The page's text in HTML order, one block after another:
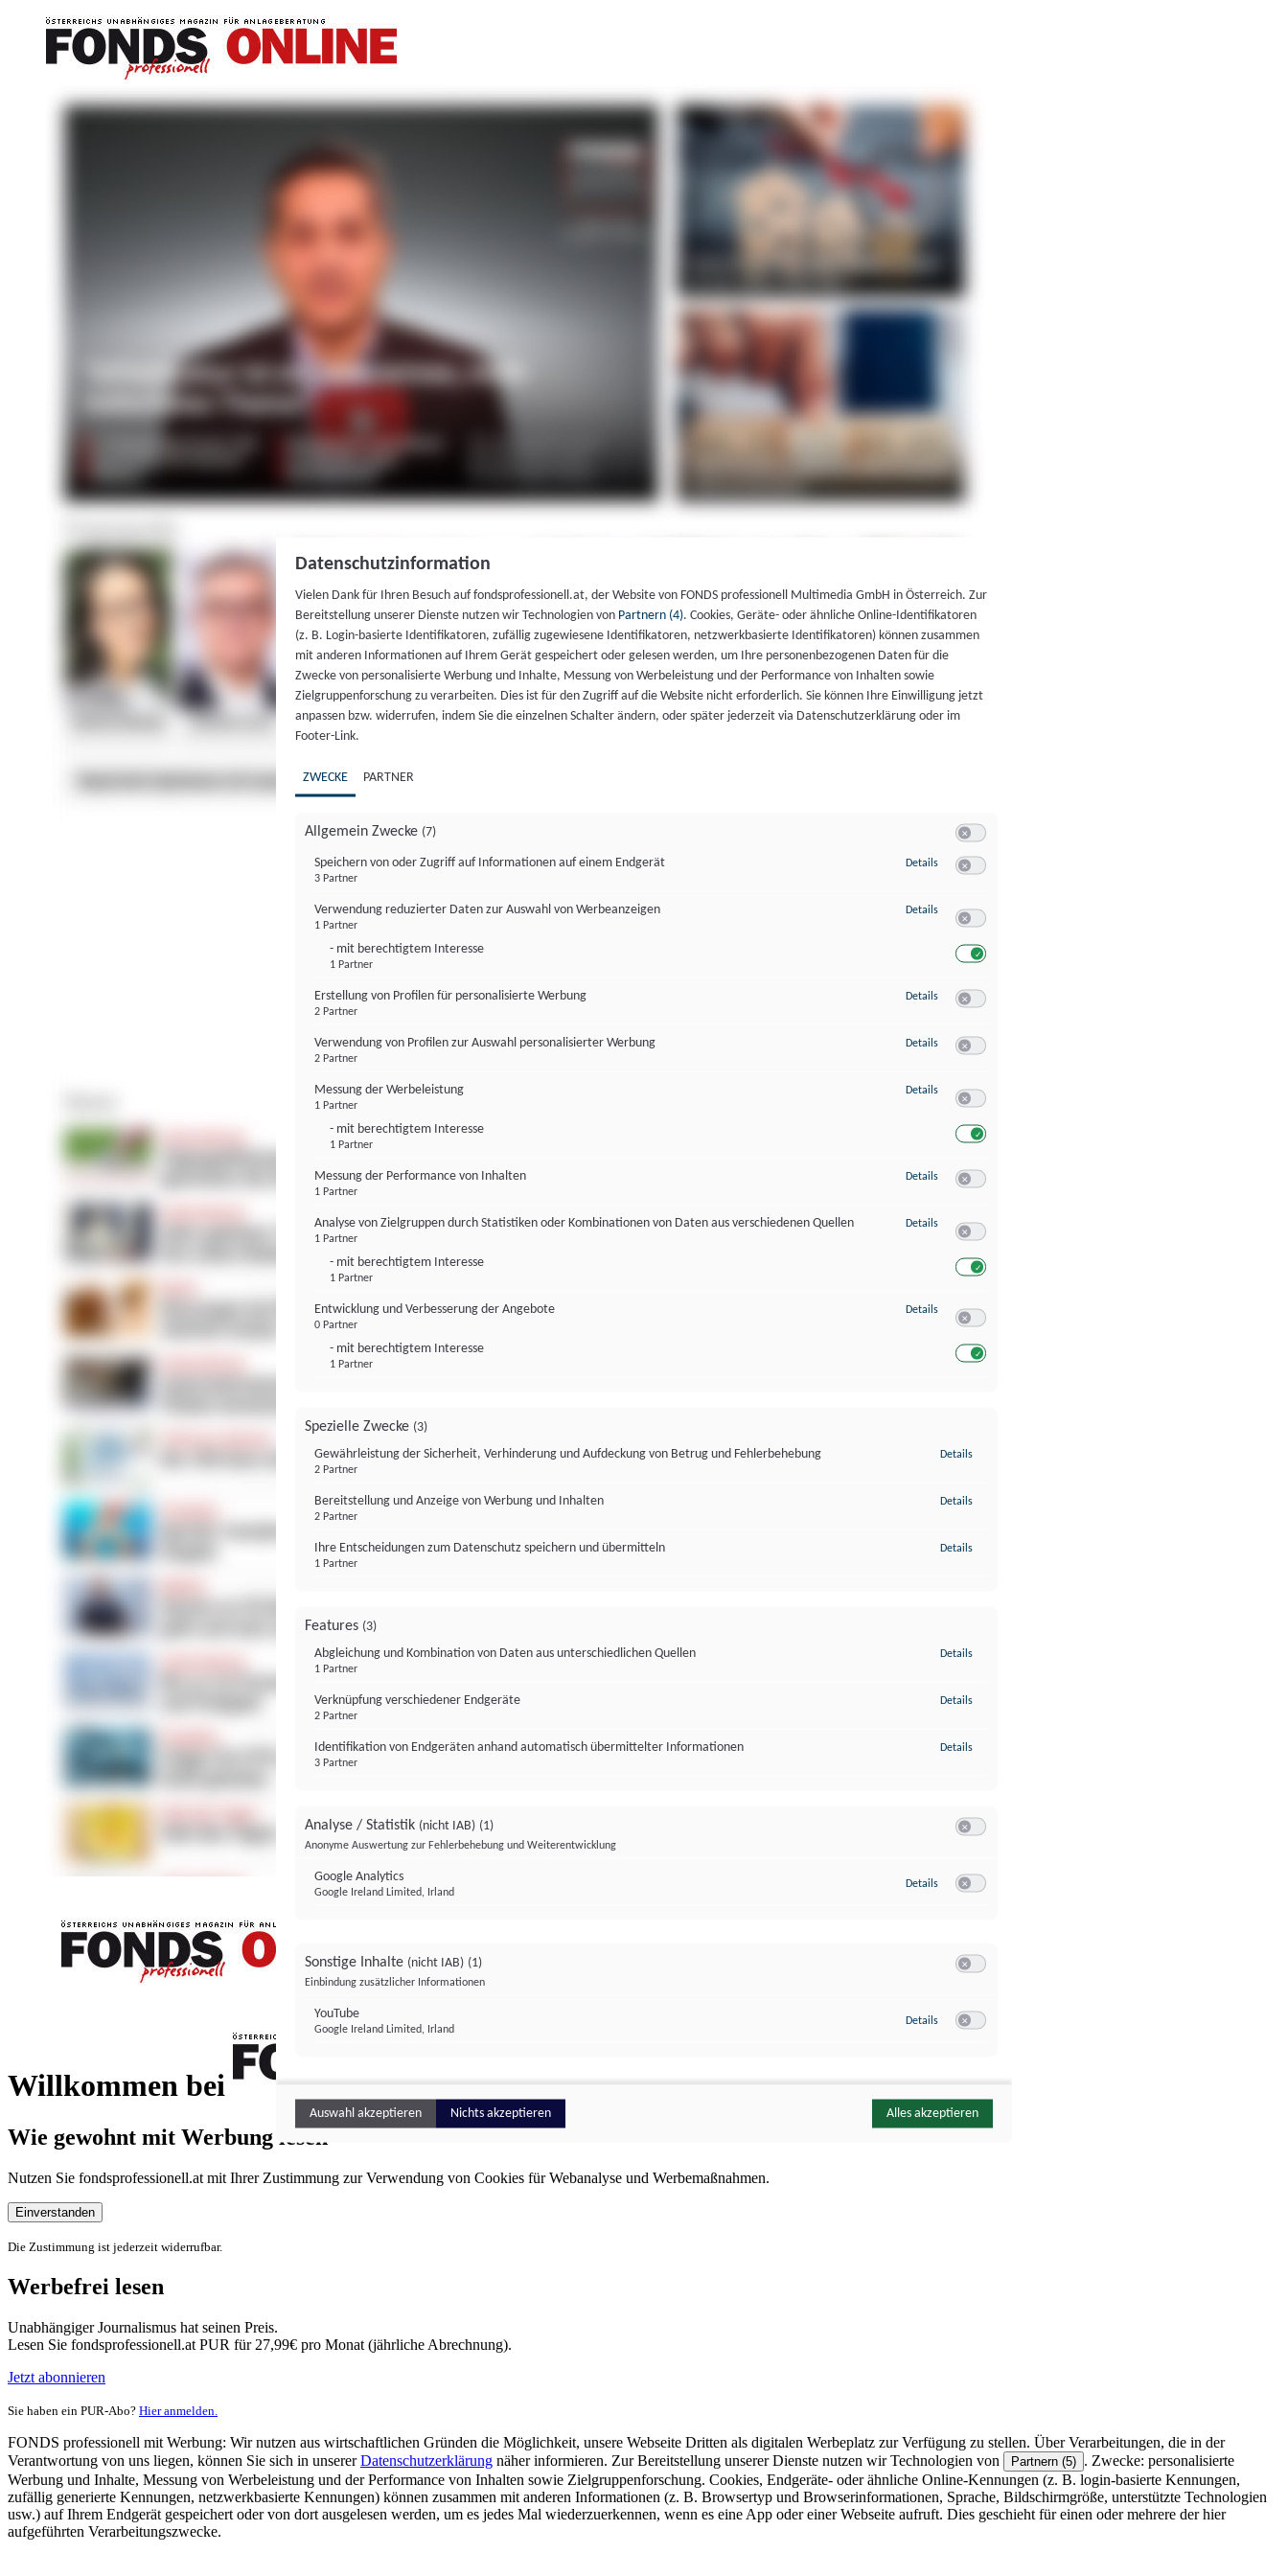
Willkommen bei
FONDS professionell
Wie gewohnt mit Werbung lesen
Nutzen Sie fondsprofessionell.at mit Ihrer Zustimmung zur Verwendung von Cookies für Webanalyse und Werbemaßnahmen.
Einverstanden
Die Zustimmung ist jederzeit widerrufbar.
Werbefrei lesen
Unabhängiger Journalismus hat seinen Preis.
Lesen Sie fondsprofessionell.at PUR für 27,99€ pro Monat (jährliche Abrechnung).
Jetzt abonnieren
Sie haben ein PUR-Abo? Hier anmelden.
FONDS professionell mit Werbung: Wir nutzen aus wirtschaftlichen Gründen die Möglichkeit, unsere Webseite Dritten als digitalen Werbeplatz zur Verfügung zu stellen. Über Verarbeitungen, die in der
Verantwortung von uns liegen, können Sie sich in unsererDatenschutzerklärung näher informieren. Zur Bereitstellung unserer Dienste nutzen wir Technologien von Partnern (5) . Zwecke: personalisierte
Werbung und Inhalte, Messung von Werbeleistung und der Performance von Inhalten sowie Zielgruppenforschung. Cookies, Endgeräte- oder ähnliche Online-Kennungen (z. B. login-basierte Kennungen,
zufällig generierte Kennungen, netzwerkbasierte Kennungen) können zusammen mit anderen Informationen (z. B. Browsertyp und Browserinformationen, Sprache, Bildschirmgröße, unterstützte Technologien
usw.) auf Ihrem Endgerät gespeichert oder von dort ausgelesen werden, um es jedes Mal wiederzuerkennen, wenn es eine App oder einer Webseite aufruft. Dies geschieht für einen oder mehrere der hier
aufgeführten Verarbeitungszwecke.
Datenschutzinformation
Vielen Dank für Ihren Besuch auf fondsprofessionell.at, der Website von FONDS professionell Multimedia GmbH in Österreich. Zur
Bereitstellung unserer Dienste nutzen wir Technologien von Partnern (4). Cookies, Geräte- oder ähnliche Online-Identifikatoren
(z. B. Login-basierte Identifikatoren, zufällig zugewiesene Identifikatoren, netzwerkbasierte Identifikatoren) können zusammen
mit anderen Informationen auf Ihrem Gerät gespeichert oder gelesen werden, um Ihre personenbezogenen Daten für die
Zwecke von personalisierte Werbung und Inhalte, Messung von Werbeleistung und der Performance von Inhalten sowie
Zielgruppenforschung zu verarbeiten. Dies ist für den Zugriff auf die Website nicht erforderlich. Sie können Ihre Einwilligung jetzt
anpassen bzw. widerrufen, indem Sie die einzelnen Schalter ändern, oder später jederzeit via Datenschutzerklärung oder im
Footer-Link.
ZWECKE PARTNER
Allgemein Zwecke (7)
Speichern von oder Zugriff auf Informationen auf einem Endgerät
3 Partner
Details zu Speichern von oder Zugriff auf Informationen auf einem Endgerät
Verwendung reduzierter Daten zur Auswahl von Werbeanzeigen
1 Partner
- mit berechtigtem Interesse
1 Partner
Details zu Verwendung reduzierter Daten zur Auswahl von Werbeanzeigen
Erstellung von Profilen für personalisierte Werbung
2 Partner
Details zu Erstellung von Profilen für personalisierte Werbung
Verwendung von Profilen zur Auswahl personalisierter Werbung
2 Partner
Details zu Verwendung von Profilen zur Auswahl personalisierter Werbung
Messung der Werbeleistung
1 Partner
- mit berechtigtem Interesse
1 Partner
Details zu Messung der Werbeleistung
Messung der Performance von Inhalten
1 Partner
Details zu Messung der Performance von Inhalten
Analyse von Zielgruppen durch Statistiken oder Kombinationen von Daten aus verschiedenen Quellen
1 Partner
- mit berechtigtem Interesse
1 Partner
Details zu Analyse von Zielgruppen durch Statistiken oder Kombinationen von
Entwicklung und Verbesserung der Angebote
0 Partner
- mit berechtigtem Interesse
1 Partner
Details zu Entwicklung und Verbesserung der Angebote
Spezielle Zwecke (3)
Gewährleistung der Sicherheit, Verhinderung und Aufdeckung von Betrug und Fehlerbehebung
2 Partner
Details
Bereitstellung und Anzeige von Werbung und Inhalten
2 Partner
Details
Ihre Entscheidungen zum Datenschutz speichern und übermitteln
1 Partner
Details
Features (3)
Abgleichung und Kombination von Daten aus unterschiedlichen Quellen
1 Partner
Details
Verknüpfung verschiedener Endgeräte
2 Partner
Details
Identifikation von Endgeräten anhand automatisch übermittelter Informationen
3 Partner
Details
Analyse / Statistik (nicht IAB) (1)
Anonyme Auswertung zur Fehlerbehebung und Weiterentwicklung
Google Analytics
Google Ireland Limited, Irland
Details zu Google Analytics
Sonstige Inhalte (nicht IAB) (1)
Einbindung zusätzlicher Informationen
YouTube
Google Ireland Limited, Irland
Details zu YouTube
Auswahl akzeptieren Nichts akzeptieren Alles akzeptieren